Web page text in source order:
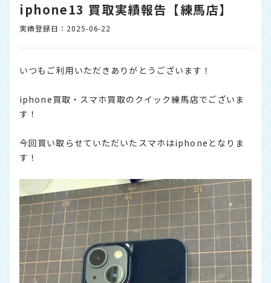
iphone13 買取実績報告【練馬店】
実績登録日：2025-06-22
いつもご利用いただきありがとうございます！
iphone買取・スマホ買取のクイック練馬店でございま
す！
今回買い取らせていただいたスマホはiphoneとなりま
す！